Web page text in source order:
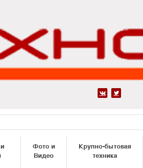
 
Фото и
Видео
Крупно-бытовая
техника